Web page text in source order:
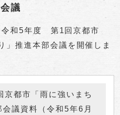
議
令和5年度 第1回京都市
」推進本部会議を開催しま
都市「雨に強いまち
議資料（令和5年6月